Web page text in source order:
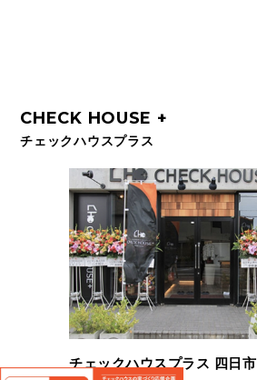
チェックハウスプラス
チェックハウスプラス 四日市